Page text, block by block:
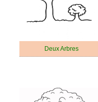
Deux Arbres